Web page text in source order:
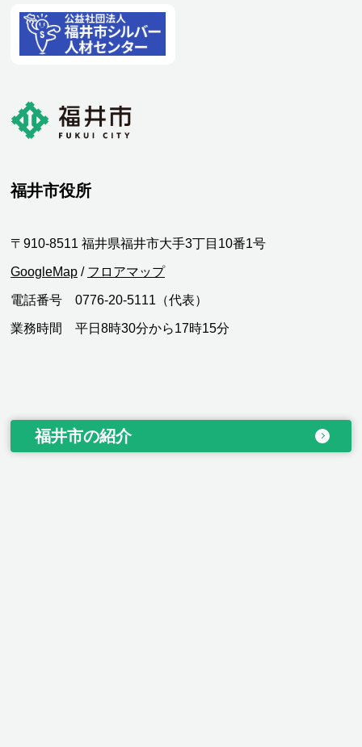
福井市役所
〒910-8511 福井県福井市大手3丁目10番1号
GoogleMap / フロアマップ
電話番号 0776-20-5111（代表）
業務時間 平日8時30分から17時15分
福井市の紹介